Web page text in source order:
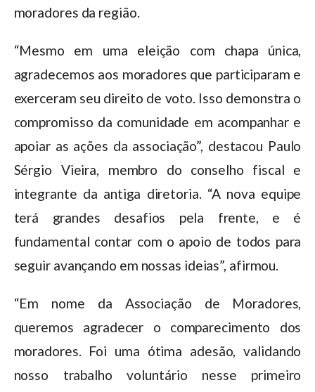
moradores da região.
“Mesmo em uma eleição com chapa única,
agradecemos aos moradores que participaram e
exerceram seu direito de voto. Isso demonstra o
compromisso da comunidade em acompanhar e
apoiar as ações da associação”, destacou Paulo
Sérgio Vieira, membro do conselho fiscal e
integrante da antiga diretoria. “A nova equipe
terá grandes desafios pela frente, e é
fundamental contar com o apoio de todos para
seguir avançando em nossas ideias”, afirmou.
“Em nome da Associação de Moradores,
queremos agradecer o comparecimento dos
moradores. Foi uma ótima adesão, validando
nosso trabalho voluntário nesse primeiro